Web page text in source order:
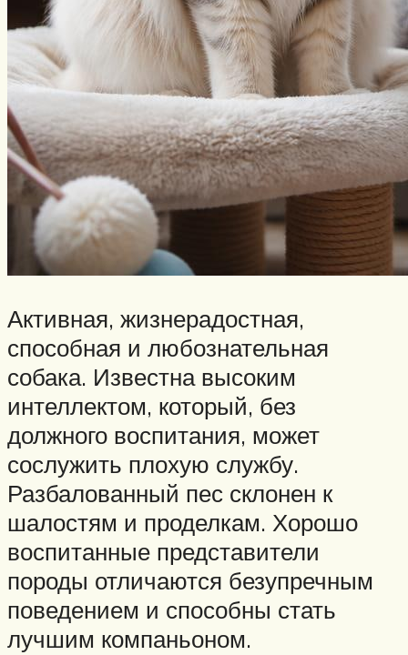
Активная, жизнерадостная,
способная и любознательная
собака. Известна высоким
интеллектом, который, без
должного воспитания, может
сослужить плохую службу.
Разбалованный пес склонен к
шалостям и проделкам. Хорошо
воспитанные представители
породы отличаются безупречным
поведением и способны стать
лучшим компаньоном.